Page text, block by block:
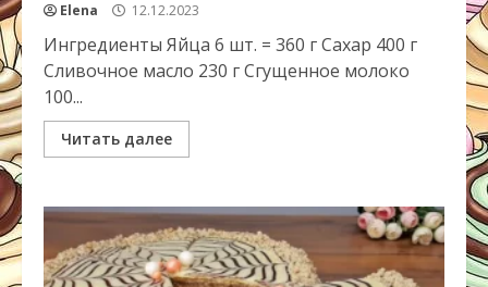
Elena 12.12.2023
Ингредиенты Яйца 6 шт. = 360 г Сахар 400 г
Сливочное масло 230 г Сгущенное молоко
100...
Читать далее